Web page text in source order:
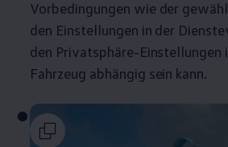
Vorbedingungen wie der
den Einstellungen in der
den Privatsphäre-Einstellungen
Fahrzeug abhängig sein kann.